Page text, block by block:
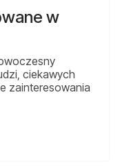
w
ciekawych
zainteresowania